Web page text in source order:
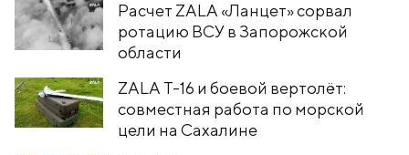
Расчет ZALA «Ланцет» сорвал
ротацию ВСУ в Запорожской
области
ZALA T-16 и боевой вертолёт:
совместная работа по морской
цели на Сахалине